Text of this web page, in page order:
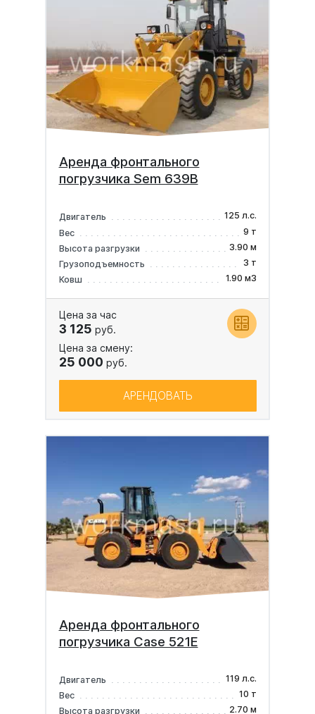
Аренда фронтального
погрузчика Sem 639B
Двигатель
125 л.с.
Вес
9 т
Высота разгрузки
3.90 м
Грузоподъемность
3 т
Ковш
1.90 м3
Цена за час
3 125 руб.
Цена за смену:
25 000 руб.
АРЕНДОВАТЬ
Аренда фронтального
погрузчика Case 521E
Двигатель
119 л.с.
Вес
10 т
Высота разгрузки
2.70 м